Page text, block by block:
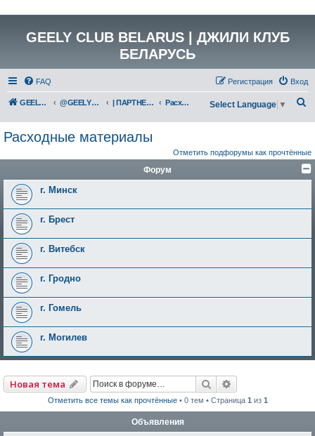
GEELY CLUB BELARUS | ДЖИЛИ КЛУБ
БЕЛАРУСЬ
FAQ Вход
Регистрация
GEELY Club Belarus @GEELYCLUBBY | ПАРТНЕРЫ КЛУБА Расходные материалы
с
к
Select Language ▼
Расходные материалы
Отметить подфорумы как прочтённые
Форум
г. Минск
г. Брест
г. Витебск
г. Гродно
г. Гомель
г. Могилев
Новая тема Поиск
Отметить все темы как прочтённые• 0 тем • Страница 1 из 1
Объявления